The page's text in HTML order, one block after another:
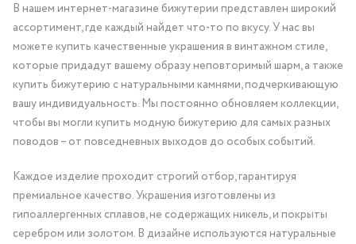
В нашем интернет-магазине бижутерии представлен широкий
ассортимент, где каждый найдет что-то по вкусу. У нас вы
можете купить качественные украшения в винтажном стиле,
которые придадут вашему образу неповторимый шарм, а также
купить бижутерию с натуральными камнями, подчеркивающую
вашу индивидуальность. Мы постоянно обновляем коллекции,
чтобы вы могли купить модную бижутерию для самых разных
поводов – от повседневных выходов до особых событий.
Каждое изделие проходит строгий отбор, гарантируя
премиальное качество. Украшения изготовлены из
гипоаллергенных сплавов, не содержащих никель, и покрыты
серебром или золотом. В дизайне используются натуральные